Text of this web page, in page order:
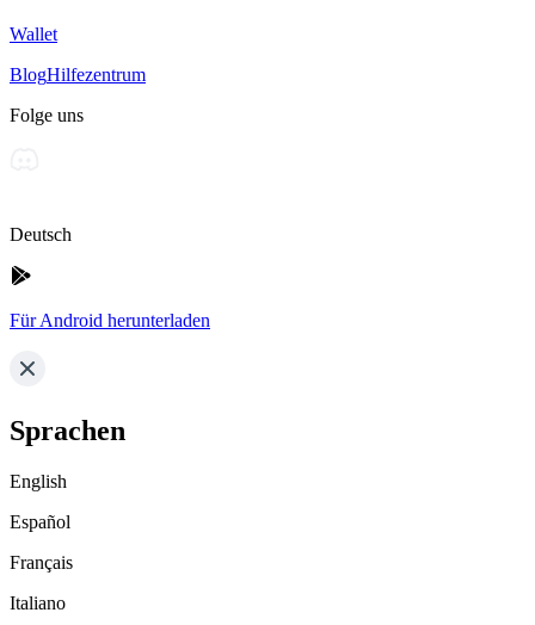
Wallet
BlogHilfezentrum
Folge uns
Deutsch
Für Android herunterladen
Sprachen
English
Español
Français
Italiano